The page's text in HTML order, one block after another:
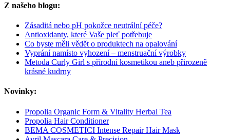
Z našeho blogu:
Zásaditá nebo pH pokožce neutrální péče?
Antioxidanty, které Vaše pleť potřebuje
Co byste měli vědět o produktech na opalování
Vyprání namísto vyhození – menstruační výrobky
Metoda Curly Girl s přírodní kosmetikou aneb přirozeně
krásné kudrny
Novinky:
Propolia Organic Form & Vitality Herbal Tea
Propolia Hair Conditioner
BEMA COSMETICI Intense Repair Hair Mask